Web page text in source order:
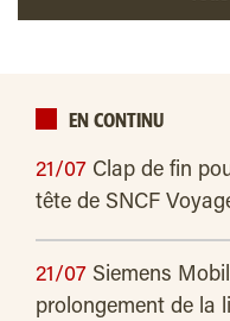
EN CONTINU
21/07 Clap de fin
tête de SNCF
21/07 Siemens
prolongement de la